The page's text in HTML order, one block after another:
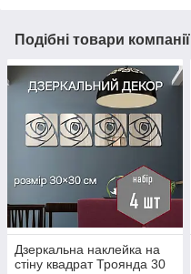
Подібні товари компанії
Дзеркальна наклейка на
стіну квадрат Троянда 30